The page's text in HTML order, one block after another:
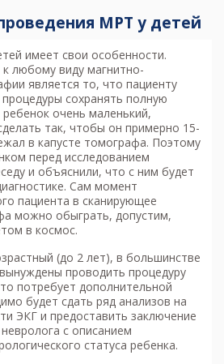
МРТ у детей
имеет свои особенности.
любому виду магнитно-
является то, что пациенту
сохранять полную
очень маленький,
так, чтобы он примерно 15-
в капусте томографа. Поэтому
перед исследованием
и объяснили, что с ним будет
Сам момент
пациента в сканирующее
можно обыграть, допустим,
в космос.
(до 2 лет), в большинстве
проводить процедуру
потребует дополнительной
будет сдать ряд анализов на
ЭКГ и предоставить заключение
с описанием
статуса ребенка.